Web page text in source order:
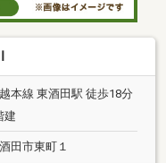
本線 東酒田駅 徒歩18分
建
田市東町１